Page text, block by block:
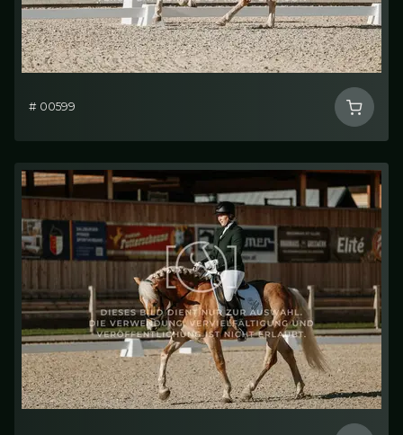
# 00599